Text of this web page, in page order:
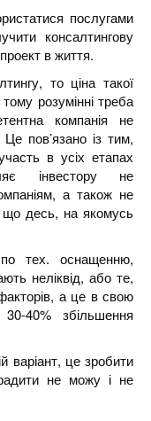
послугами
консалтингову
в життя.
то ціна такої
розумінні треба
компанія не
пов’язано із тим,
в усіх етапах
інвестору не
а також не
що десь, на якомусь
тех. оснащенню,
неліквід, або те,
а це в свою
40% збільшення
варіант, це зробити
не можу і не